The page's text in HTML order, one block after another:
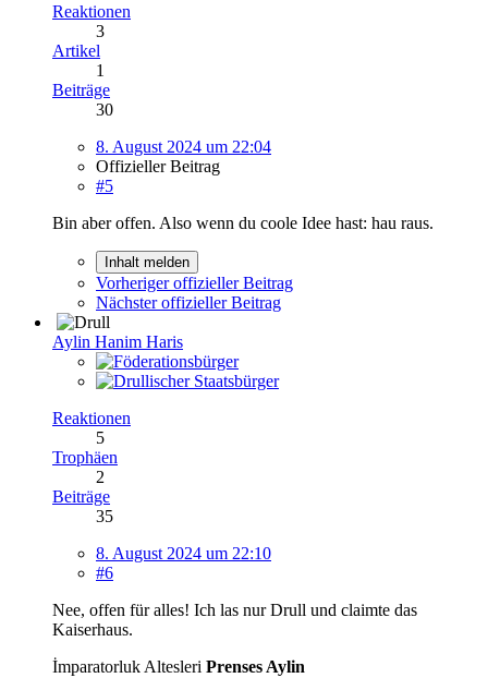
Reaktionen
3
Artikel
1
Beiträge
30
8. August 2024 um 22:04
Offizieller Beitrag
#5
Bin aber offen. Also wenn du coole Idee hast: hau raus.
Inhalt melden
Vorheriger offizieller Beitrag
Nächster offizieller Beitrag
Aylin Hanim Haris
Reaktionen
5
Trophäen
2
Beiträge
35
8. August 2024 um 22:10
#6
Nee, offen für alles! Ich las nur Drull und claimte das
Kaiserhaus.
İmparatorluk Altesleri Prenses Aylin